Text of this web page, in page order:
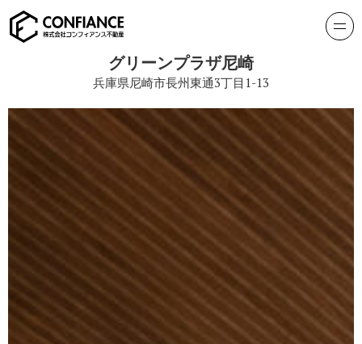
グリーンプラザ尼崎
兵庫県尼崎市長州東通3丁目1-13